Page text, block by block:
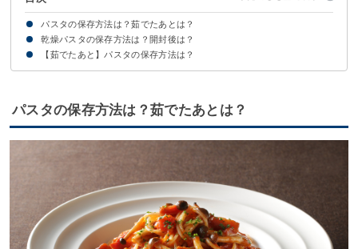
パスタの保存方法は？茹でたあとは？
パスタの保存方法・日持ち期間の一覧
茹でたあとのパスタは冷蔵・冷凍保存で茹で置きできる
乾燥パスタの保存方法は？開封後は？
乾燥パスタは密閉容器で常温保存しよう
乾燥パスタを冷蔵庫・冷凍庫に入れるのはNG
【茹でたあと】パスタの保存方法は？
【冷蔵】茹でたパスタの保存方法
茹でたあとに冷蔵保存したパスタの温め方
【冷凍】茹でたパスタの保存方法
パスタの保存方法は？茹でたあとは？